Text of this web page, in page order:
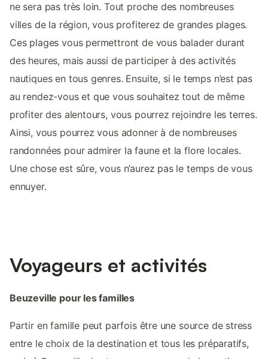
ne sera pas très loin. Tout proche des nombreuses
villes de la région, vous profiterez de grandes plages.
Ces plages vous permettront de vous balader durant
des heures, mais aussi de participer à des activités
nautiques en tous genres. Ensuite, si le temps n’est pas
au rendez-vous et que vous souhaitez tout de même
profiter des alentours, vous pourrez rejoindre les terres.
Ainsi, vous pourrez vous adonner à de nombreuses
randonnées pour admirer la faune et la flore locales.
Une chose est sûre, vous n’aurez pas le temps de vous
ennuyer.
Voyageurs et activités
Beuzeville pour les familles
Partir en famille peut parfois être une source de stress
entre le choix de la destination et tous les préparatifs,